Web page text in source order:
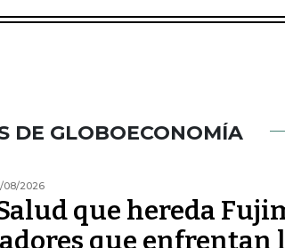
DE GLOBOECONOMÍA
08/2026
que hereda
que enfrentan